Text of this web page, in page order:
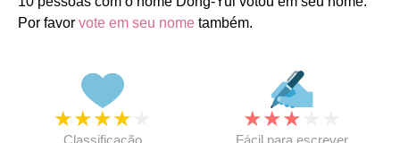
Por favor vote em seu nome também.
★★★★
Classificação
★★★
Fácil para escrever